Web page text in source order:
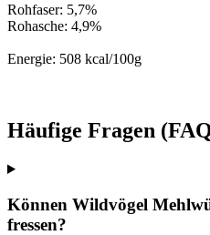
Rohfaser: 5,7%
Rohasche: 4,9%
Energie: 508 kcal/100g
Häufige Fragen
Können Wildvögel
fressen?